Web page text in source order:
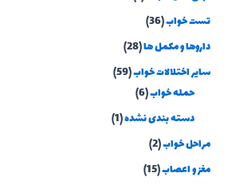
تست خواب(36)
داروها و مکمل ها(28)
سایر اختلالات خواب(59)
حمله خواب(6)
دسته بندی نشده(1)
مراحل خواب(2)
مغز و اعصاب(15)